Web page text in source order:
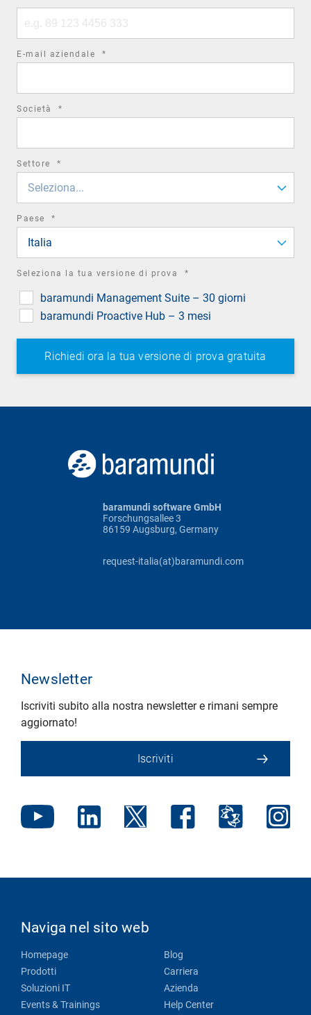
number
E-mail aziendale *
Società *
Settore *
Seleziona...
Paese *
Italia
Seleziona la tua versione di prova *
baramundi Management Suite – 30 giorni
baramundi Proactive Hub – 3 mesi
baramundi software GmbH
Forschungsallee 3
86159 Augsburg, Germany
request-italia(at)baramundi.com
Newsletter
Iscriviti subito alla nostra newsletter e rimani sempre
aggiornato!
Iscriviti
Naviga nel sito web
Homepage
Prodotti
Soluzioni IT
Events & Trainings
Blog
Carriera
Azienda
Help Center